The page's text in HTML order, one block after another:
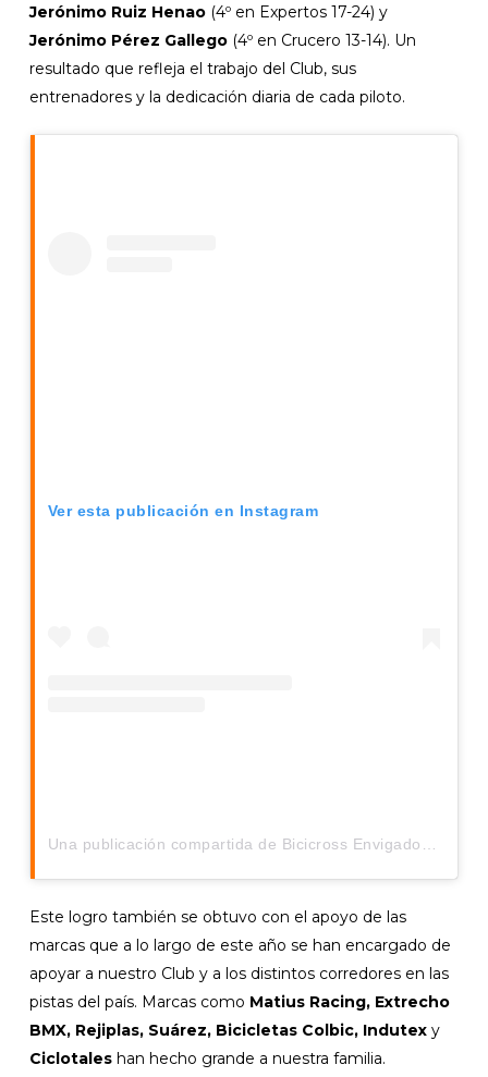
Jerónimo Ruiz Henao(4º en Expertos 17-24) y
Jerónimo Pérez Gallego(4º en Crucero 13-14). Un
resultado que refleja el trabajo del Club, sus
entrenadores y la dedicación diaria de cada piloto.
Ver esta publicación en Instagram
Este logro también se obtuvo con el apoyo de las
marcas que a lo largo de este año se han encargado de
apoyar a nuestro Club y a los distintos corredores en las
pistas del país. Marcas como Matius Racing, Extrecho
BMX, Rejiplas, Suárez, Bicicletas Colbic, Indutex y
Ciclotaleshan hecho grande a nuestra familia.